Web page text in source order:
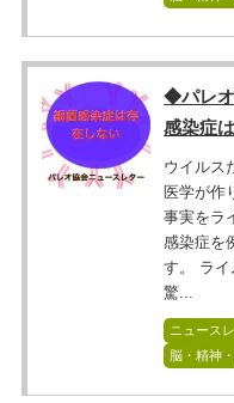
◆パレ
感染症
ウイルス
医学が作
事実をラ
感染症を
す。 ライ
驚...
ニュース
脳・精神